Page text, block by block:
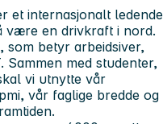
et internasjonalt ledende
være en drivkraft i nord.
som betyr arbeidsiver,
med studenter,
vi utnytte vår
vår faglige bredde og